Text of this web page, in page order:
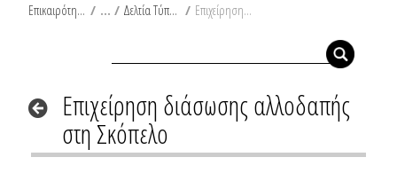
Επικαιρότητα / Δελτία Τύπου / Επιχείρηση διάσωσης αλλοδαπής στη Σκόπελο
Επιχείρηση διάσωσης αλλοδαπής
στη Σκόπελο